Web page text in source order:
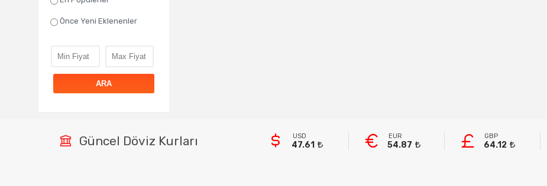
Önce Yeni Eklenenler
ARA
Güncel Döviz Kurları USD
47.61
EUR
54.87
GBP
64.12